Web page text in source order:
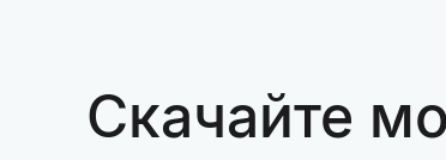
Скачайте